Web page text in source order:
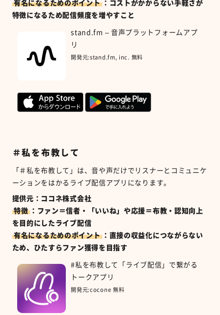
有名になるためのポイント ：コストがかからない手軽さが
特徴になるため配信頻度を増やすこと
stand.fm – 音声プラットフォームアプ
リ
開発元:stand.fm, inc. 無料
＃私を布教して
「＃私を布教して」は、音や声だけでリスナーとコミュニケ
ーションをはかるライブ配信アプリになります。
提供元：ココネ株式会社
特徴 ：ファン＝信者・「いいね」や応援＝布教・認知向上
を目的にしたライブ配信
有名になるためのポイント ：直接の収益化につながらない
ため、ひたすらファン獲得を目指す
#私を布教して「ライブ配信」で繋がる
トークアプリ
開発元:cocone 無料